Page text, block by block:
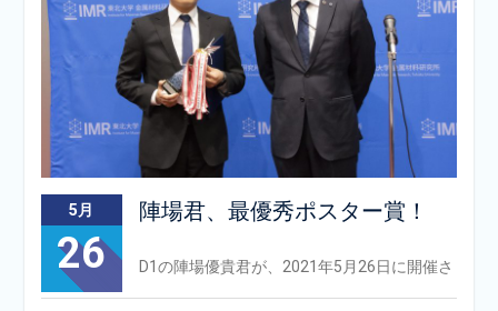
5月
26
陣場君、最優秀ポスター賞！
D1の陣場優貴君が、2021年5月26日に開催さ